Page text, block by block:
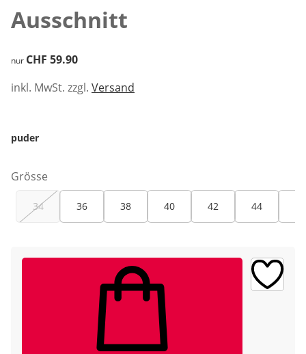
Ausschnitt
CHF 59.90
nur CHF 59.90
inkl. MwSt. zzgl. Versand
puder
Grösse
34 36 38 40 42 44